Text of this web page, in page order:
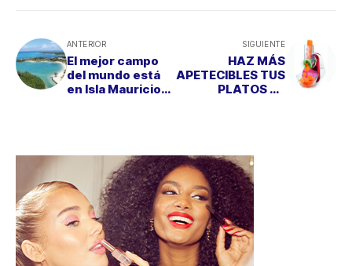
ANTERIOR
El mejor campo
del mundo está
en Isla Mauricio…
SIGUIENTE
HAZ MÁS
APETECIBLES TUS
PLATOS DE